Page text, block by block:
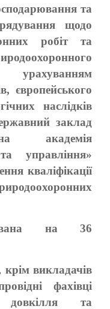
та
щодо
робіт та
європейського
наслідків
заклад
академія
управління»
кваліфікації
на 36
викладачів
фахівці
довкілля та